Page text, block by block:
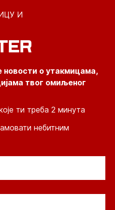
И
новости о утакмицама,
твог омиљеног
ти треба 2 минута
небитним